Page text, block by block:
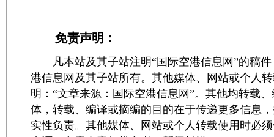
免责声明：
凡本站及其子站注明“国际空港信息网”的稿件
港信息网及其子站所有。其他媒体、网站或个人
明：“文章来源：国际空港信息网”。其他均转载
体，转载、编译或摘编的目的在于传递更多信息
实性负责。其他媒体、网站或个人转载使用时必